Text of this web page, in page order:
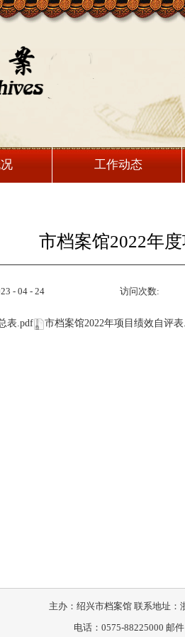
工作动态
市档案馆2022年
- 04 - 24 访问次数:
表.pdf 市档案馆2022年项目绩效自评表
主办：绍兴市档案馆 联系地址：
电话：0575-88225000 邮